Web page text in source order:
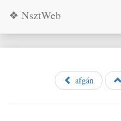
❖ NsztWeb
afgán